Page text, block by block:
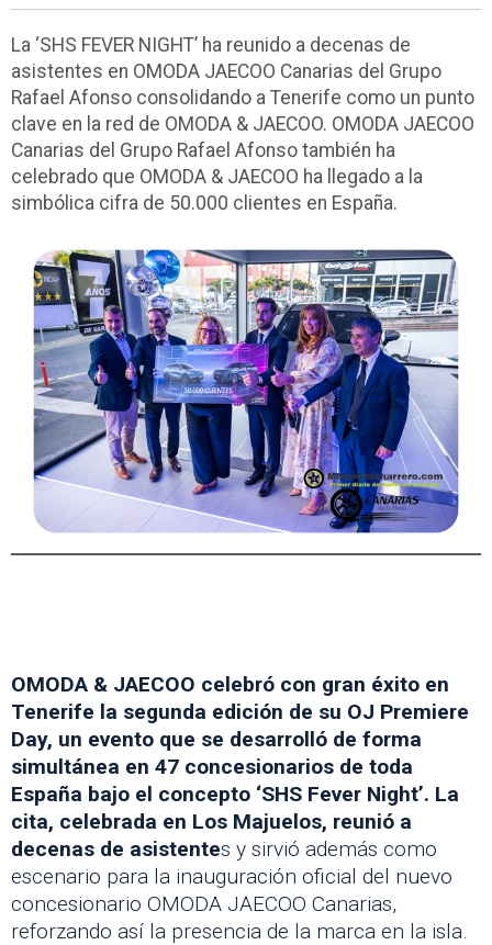
La ‘SHS FEVER NIGHT’ ha reunido a decenas de
asistentes en OMODA JAECOO Canarias del Grupo
Rafael Afonso consolidando a Tenerife como un punto
clave en la red de OMODA & JAECOO. OMODA JAECOO
Canarias del Grupo Rafael Afonso también ha
celebrado que OMODA & JAECOO ha llegado a la
simbólica cifra de 50.000 clientes en España.
OMODA & JAECOO celebró con gran éxito en
Tenerife la segunda edición de su OJ Premiere
Day, un evento que se desarrolló de forma
simultánea en 47 concesionarios de toda
España bajo el concepto ‘SHS Fever Night’. La
cita, celebrada en Los Majuelos, reunió a
decenas de asistentes y sirvió además como
escenario para la inauguración oficial del nuevo
concesionario OMODA JAECOO Canarias,
reforzando así la presencia de la marca en la isla.